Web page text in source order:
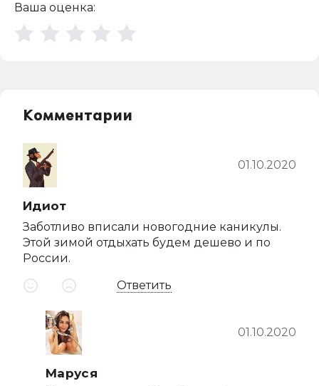
Ваша оценка:
Комментарии
Идиот
01.10.2020
Заботливо вписали новогодние каникулы.
Этой зимой отдыхать будем дешево и по
России.
Ответить
Маруся
01.10.2020